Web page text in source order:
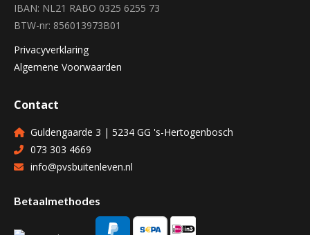
IBAN: NL21 RABO 0325 6255 73
BTW-nr: 856013973B01
Privacyverklaring
Algemene Voorwaarden
Contact
Guldengaarde 3 | 5234 GG 's-Hertogenbosch
073 303 4669
info@pvsbuitenleven.nl
Betaalmethodes